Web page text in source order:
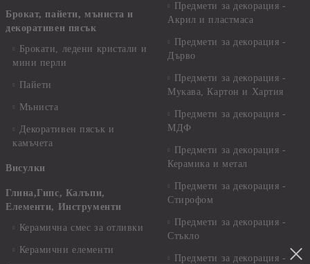
Брокат, пайети, мъниста и
декоративен пясък
Брокати, ледени кристали и
мини перли
Пайети
Мъниста
Декоративен пясък и
камъчета
Висулки
Глина,Гипс, Калъпи,
Елементи, Инструменти
Керамична смес за отливки
Керамични елементи
Предмети за декорация -
Акрил и пластмаса
Предмети за декорация -
Дърво
Предмети за декорация -
Мукава, Картон и Хартия
Предмети за декорация -
МДФ
Предмети за декорация -
Керамика и метал
Предмети за декорация -
Стирофом
Предмети за декорация -
Стъкло
Предмети за декорация -